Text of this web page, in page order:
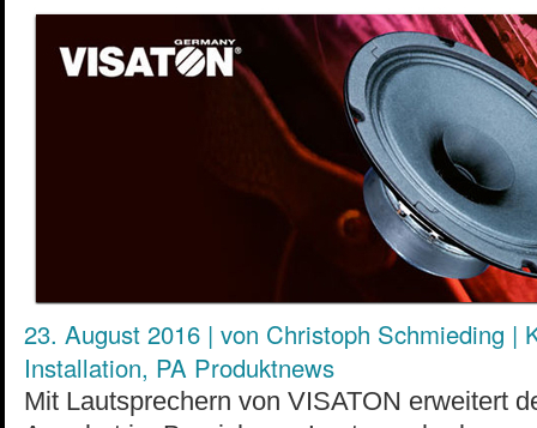
23. August 2016 | von Christoph Schmieding |
Installation, PA Produktnews
Mit Lautsprechern von VISATON erweitert